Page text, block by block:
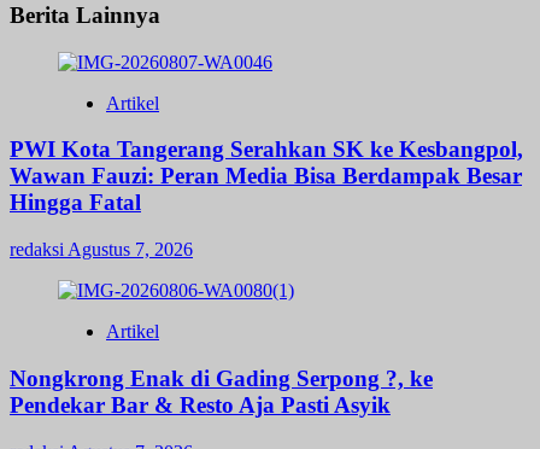
Berita Lainnya
Artikel
PWI Kota Tangerang Serahkan SK ke Kesbangpol,
Wawan Fauzi: Peran Media Bisa Berdampak Besar
Hingga Fatal
redaksi Agustus 7, 2026
Artikel
Nongkrong Enak di Gading Serpong ?, ke
Pendekar Bar & Resto Aja Pasti Asyik